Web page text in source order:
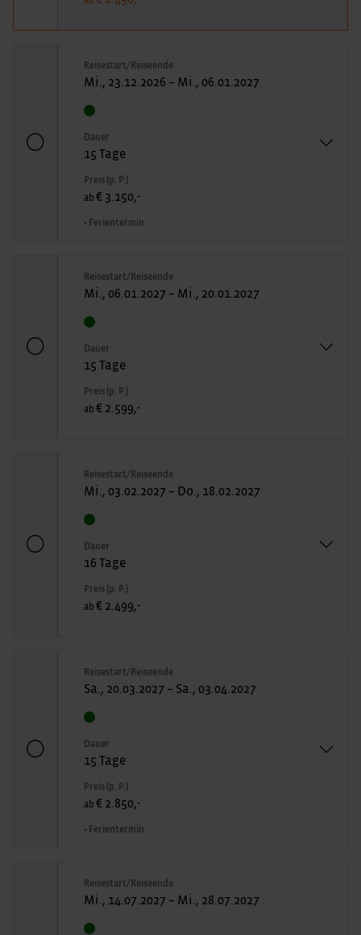
Reisestart/Reiseende
Mi., 23.12.2026 – Mi., 06.01.2027
Dauer
15 Tage
Preis (p. P.)
ab € 3.150,-
• Ferientermin
Reisestart/Reiseende
Mi., 06.01.2027 – Mi., 20.01.2027
Dauer
15 Tage
Preis (p. P.)
ab € 2.599,-
Reisestart/Reiseende
Mi., 03.02.2027 – Do., 18.02.2027
Dauer
16 Tage
Preis (p. P.)
ab € 2.499,-
Reisestart/Reiseende
Sa., 20.03.2027 – Sa., 03.04.2027
Dauer
15 Tage
Preis (p. P.)
ab € 2.850,-
• Ferientermin
Reisestart/Reiseende
Mi., 14.07.2027 – Mi., 28.07.2027